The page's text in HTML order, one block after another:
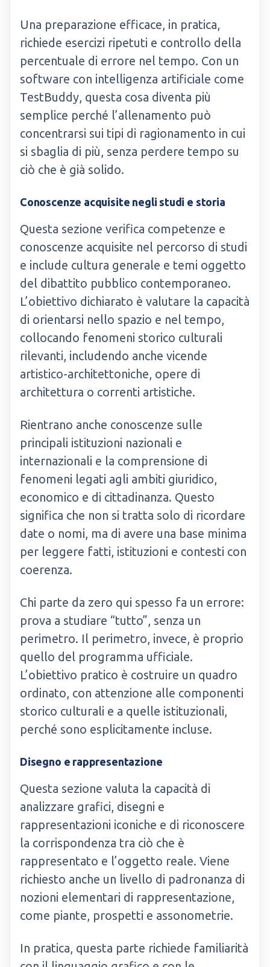
Una preparazione efficace, in pratica,
richiede esercizi ripetuti e controllo della
percentuale di errore nel tempo. Con un
software con intelligenza artificiale come
TestBuddy, questa cosa diventa più
semplice perché l’allenamento può
concentrarsi sui tipi di ragionamento in cui
si sbaglia di più, senza perdere tempo su
ciò che è già solido.
Conoscenze acquisite negli studi e storia
Questa sezione verifica competenze e
conoscenze acquisite nel percorso di studi
e include cultura generale e temi oggetto
del dibattito pubblico contemporaneo.
L’obiettivo dichiarato è valutare la capacità
di orientarsi nello spazio e nel tempo,
collocando fenomeni storico culturali
rilevanti, includendo anche vicende
artistico-architettoniche, opere di
architettura o correnti artistiche.
Rientrano anche conoscenze sulle
principali istituzioni nazionali e
internazionali e la comprensione di
fenomeni legati agli ambiti giuridico,
economico e di cittadinanza. Questo
significa che non si tratta solo di ricordare
date o nomi, ma di avere una base minima
per leggere fatti, istituzioni e contesti con
coerenza.
Chi parte da zero qui spesso fa un errore:
prova a studiare “tutto”, senza un
perimetro. Il perimetro, invece, è proprio
quello del programma ufficiale.
L’obiettivo pratico è costruire un quadro
ordinato, con attenzione alle componenti
storico culturali e a quelle istituzionali,
perché sono esplicitamente incluse.
Disegno e rappresentazione
Questa sezione valuta la capacità di
analizzare grafici, disegni e
rappresentazioni iconiche e di riconoscere
la corrispondenza tra ciò che è
rappresentato e l’oggetto reale. Viene
richiesto anche un livello di padronanza di
nozioni elementari di rappresentazione,
come piante, prospetti e assonometrie.
In pratica, questa parte richiede familiarità